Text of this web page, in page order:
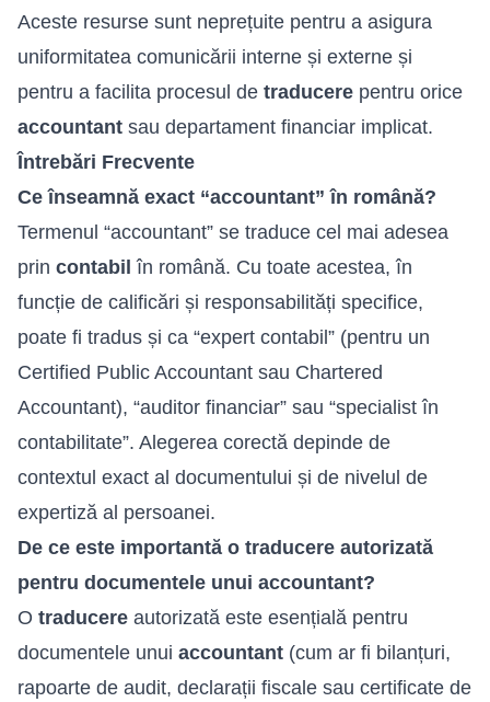
Aceste resurse sunt neprețuite pentru a asigura
uniformitatea comunicării interne și externe și
pentru a facilita procesul de traducere pentru orice
accountant sau departament financiar implicat.
Întrebări Frecvente
Ce înseamnă exact “accountant” în română?
Termenul “accountant” se traduce cel mai adesea
prin contabil în română. Cu toate acestea, în
funcție de calificări și responsabilități specifice,
poate fi tradus și ca “expert contabil” (pentru un
Certified Public Accountant sau Chartered
Accountant), “auditor financiar” sau “specialist în
contabilitate”. Alegerea corectă depinde de
contextul exact al documentului și de nivelul de
expertiză al persoanei.
De ce este importantă o traducere autorizată
pentru documentele unui accountant?
O traducere autorizată este esențială pentru
documentele unui accountant (cum ar fi bilanțuri,
rapoarte de audit, declarații fiscale sau certificate de